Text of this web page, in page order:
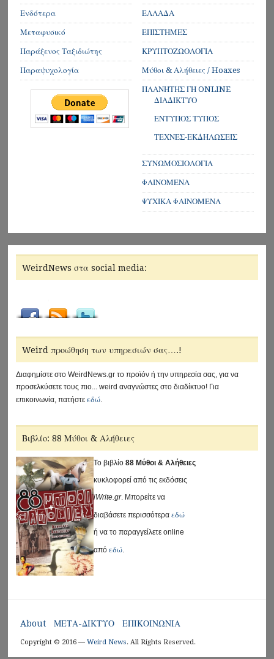
Ενδότερα
Μεταφυσικό
Παράξενος Ταξιδιώτης
Παραψυχολογία
ΕΛΛΑΔΑ
ΕΠΙΣΤΗΜΕΣ
ΚΡΥΠΤΟΖΩΟΛΟΓΙΑ
Μύθοι & Αλήθειες / Hoaxes
ΠΛΑΝΗΤΗΣ ΓΗ ONLINE
ΔΙΑΔΙΚΤΥΟ
ΕΝΤΥΠΟΣ ΤΥΠΟΣ
ΤΕΧΝΕΣ-ΕΚΔΗΛΩΣΕΙΣ
ΣΥΝΩΜΟΣΙΟΛΟΓΙΑ
ΦΑΙΝΟΜΕΝΑ
ΨΥΧΙΚΑ ΦΑΙΝΟΜΕΝΑ
WeirdNews στα social media:
Weird προώθηση των υπηρεσιών σας….!
Διαφημίστε στο WeirdNews.gr το προϊόν ή την υπηρεσία σας, για να
προσελκύσετε τους πιο... weird αναγνώστες στο διαδίκτυο! Για
επικοινωνία, πατήστεεδώ.
Βιβλίο: 88 Μύθοι & Αλήθειες
Το βιβλίο88 Μύθοι & Αλήθειες
κυκλοφορεί από τις εκδόσεις
iWrite.gr. Μπορείτε να
διαβάσετε περισσότεραεδώ
ή να το παραγγείλετε online
απόεδώ.
About ΜΕΤΑ-ΔΙΚΤΥΟ ΕΠΙΚΟΙΝΩΝΙΑ
Copyright © 2016 —Weird News. All Rights Reserved.